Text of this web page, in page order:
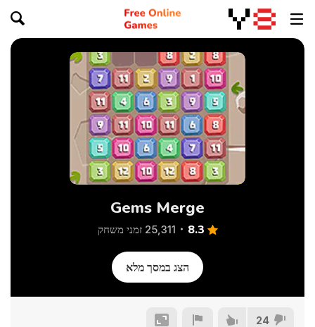
Gems Merge
8.3 25,311 זמני משחק
הצג במסך מלא
24